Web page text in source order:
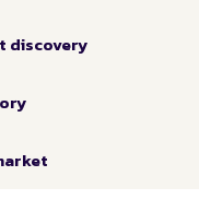
discovery